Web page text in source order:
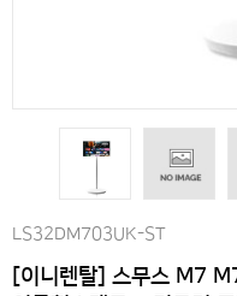
LS32DM703UK-ST
[이니렌탈] 스무스 M7